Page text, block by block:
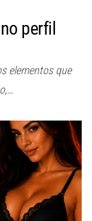
perfil
elementos que